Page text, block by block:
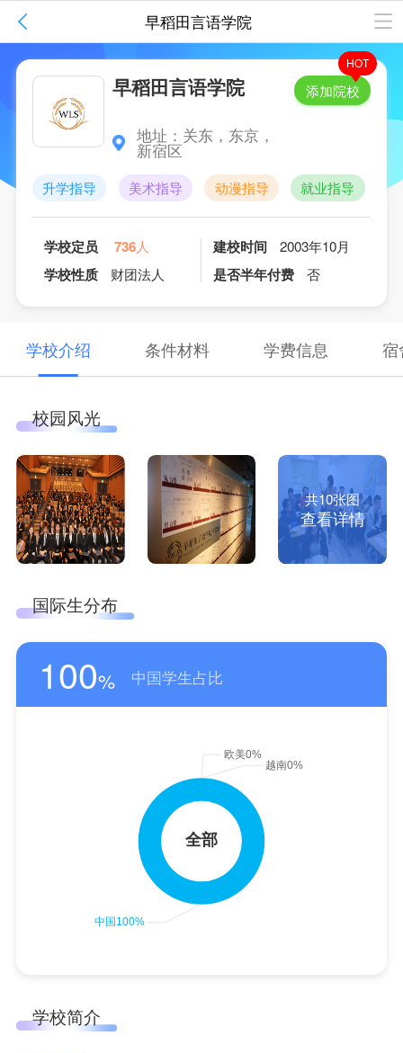
 早稻田言语学院
早稻田言语学院
地址：关东，东京，
新宿区
HOT
添加院校
升学指导 美术指导 动漫指导 就业指导
学校定员 736人
学校性质 财团法人
建校时间 2003年10月
是否半年付费 否
学校介绍 条件材料 学费信息 宿
校园风光
共10张图
查看详情
国际生分布
100% 中国学生占比
学校简介
全部
1/10